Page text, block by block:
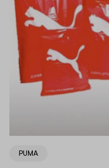
PUMA